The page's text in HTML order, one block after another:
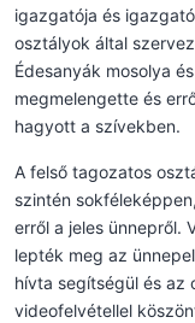
igazgatója és
osztályok által
Édesanyák mosolya
megmelengette és
hagyott a szívekben.
A felső tagozatos
szintén
erről a jeles ünnepről.
lepték meg az
hívta segítségül és az
videofelvétellel